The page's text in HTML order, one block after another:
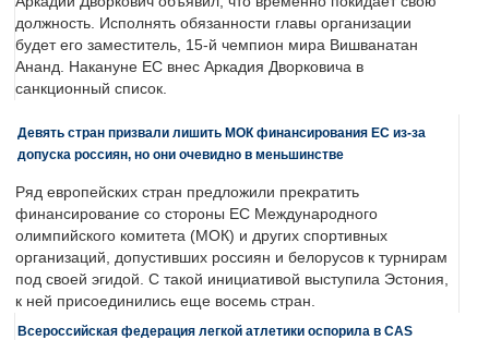
должность. Исполнять обязанности главы организации
будет его заместитель, 15-й чемпион мира Вишванатан
Ананд. Накануне ЕС внес Аркадия Дворковича в
санкционный список.
Девять стран призвали лишить МОК финансирования ЕС из-за
допуска россиян, но они очевидно в меньшинстве
Ряд европейских стран предложили прекратить
финансирование со стороны ЕС Международного
олимпийского комитета (МОК) и других спортивных
организаций, допустивших россиян и белорусов к турнирам
под своей эгидой. С такой инициативой выступила Эстония,
к ней присоединились еще восемь стран.
Всероссийская федерация легкой атлетики оспорила в CAS